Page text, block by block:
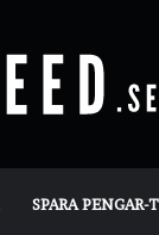
SPARA PENGAR-